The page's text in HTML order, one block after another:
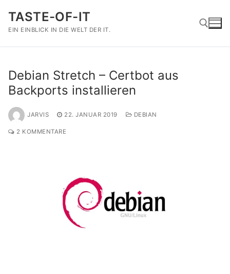
Inhalt
springen
TASTE-OF-IT
EIN EINBLICK IN DIE WELT DER IT.
Debian Stretch – Certbot aus
Backports installieren
JARVIS 22. JANUAR 2019 DEBIAN
2 KOMMENTARE